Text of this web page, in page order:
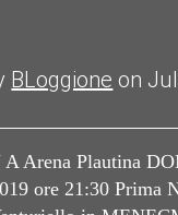
BLoggione on
Arena Plautina
ore 21:30 Prima